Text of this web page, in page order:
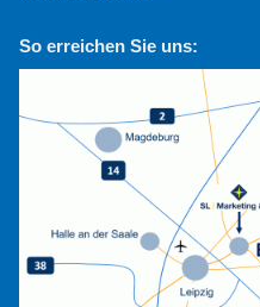
So erreichen Sie uns: